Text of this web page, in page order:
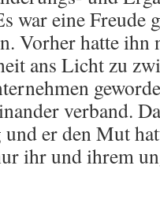
war eine Freude
Vorher hatte ihn
ans Licht zu
verband.
er den Mut
ihr und ihrem